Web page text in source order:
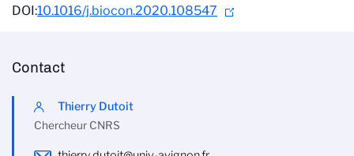
DOI:10.1016/j.biocon.2020.108547
Contact
Thierry Dutoit
Chercheur CNRS